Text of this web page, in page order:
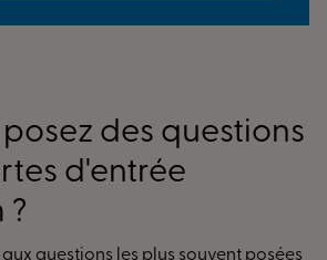
posez des questions
d'entrée
?
questions les plus souvent posées